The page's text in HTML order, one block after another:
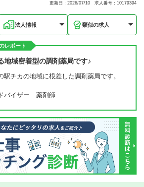
更新日：2026/07/10 求人番号：10179394
法人情報 類似の求人
レポート
地域密着型の調剤薬局です♪
駅チカの地域に根差した調剤薬局です。
バイザー 薬剤師